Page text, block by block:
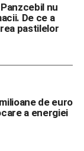
nu
De ce a
pastilelor
de euro
a energiei